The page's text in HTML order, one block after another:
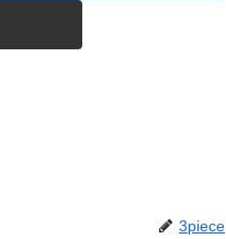
3piece